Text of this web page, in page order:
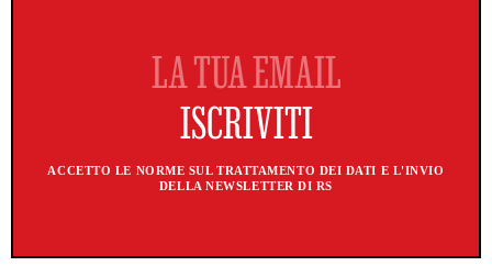
ACCETTO LE NORME SUL TRATTAMENTO DEI DATI E L'INVIO
DELLA NEWSLETTER DI RS